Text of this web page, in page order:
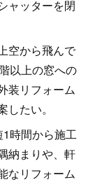
ャッターを閉
空から飛んで
以上の窓への
装リフォーム
たい。
時間から施工
納まりや、軒
なリフォーム